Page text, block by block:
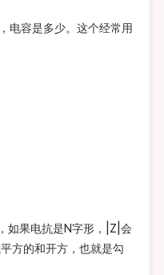
电容是多少。这个经常用
如果电抗是N字形，|Z|会
方的和开方，也就是勾